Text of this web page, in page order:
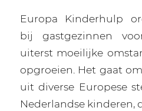
Europa Kinderhulp
bij gastgezinnen
uiterst moeilijke
opgroeien. Het gaat
uit diverse Europese
Nederlandse kinderen,